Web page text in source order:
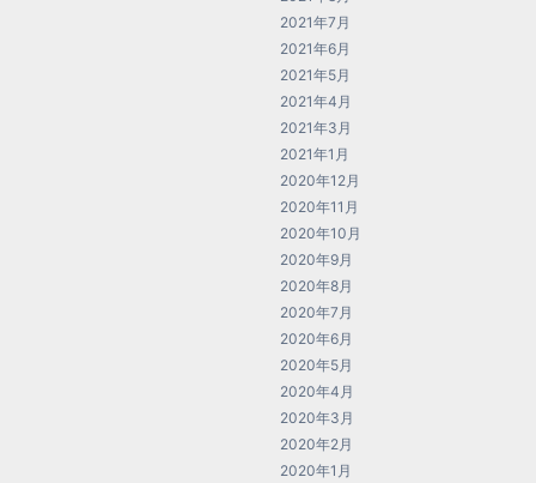
2021年7月
2021年6月
2021年5月
2021年4月
2021年3月
2021年1月
2020年12月
2020年11月
2020年10月
2020年9月
2020年8月
2020年7月
2020年6月
2020年5月
2020年4月
2020年3月
2020年2月
2020年1月